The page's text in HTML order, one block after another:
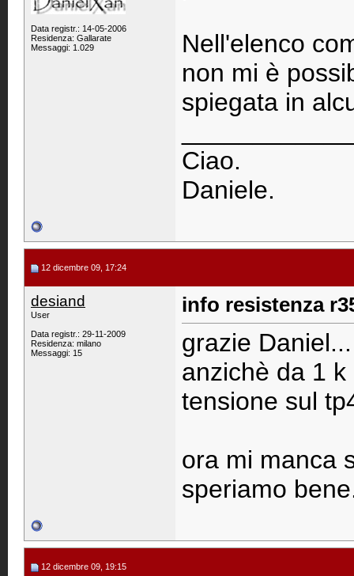
Data registr.: 14-05-2006
Residenza: Gallarate
Messaggi: 1.029
Nell'elenco
non mi è
spiegata in
Ciao.
Daniele.
12 dicembre 09, 17:24
desiand
User
Data registr.: 29-11-2009
Residenza: milano
Messaggi: 15
info resistenza
grazie
anzichè da 1
tensione sul
ora mi manca
speriamo
12 dicembre 09, 19:15